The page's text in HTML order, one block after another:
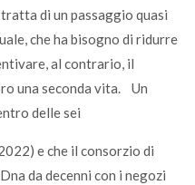
di un passaggio quasi
che ha bisogno di ridurre
al contrario, il
una seconda vita. Un
delle sei
e che il consorzio di
da decenni con i negozi